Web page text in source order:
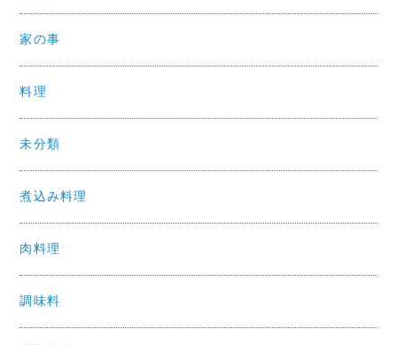
家の事
料理
未分類
煮込み料理
肉料理
調味料